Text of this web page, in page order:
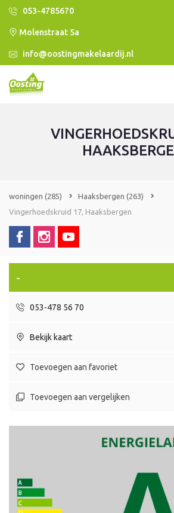
053-4785670
Molenstraat 5a
info@oostingmakelaardij.nl
woningen (285) Haaksbergen (263)
Vingerhoedskruid 17, Haaksbergen
-
053-478 56 70
Bekijk kaart
Toevoegen aan favoriet
Toevoegen aan vergelijken